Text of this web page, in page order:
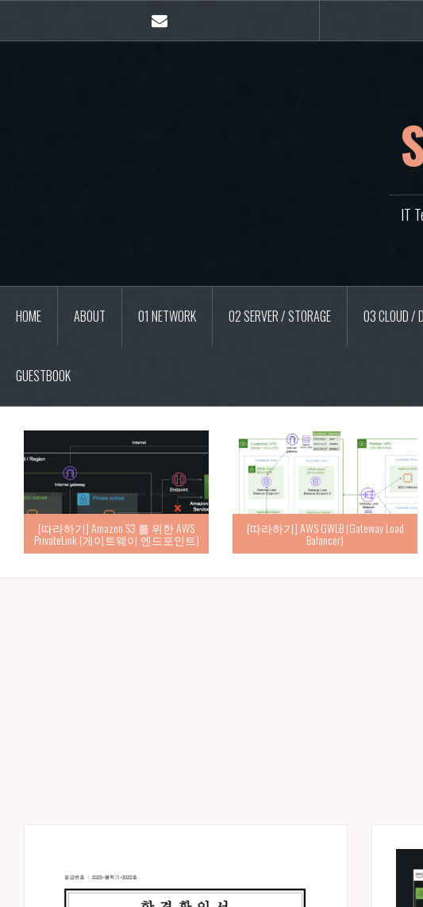
츠
mail
IT
HOME ABOUT 01 NETWORK 02 SERVER / STORAGE 03 CLOUD /
GUESTBOOK
[따라하기] Amazon S3 를 위한 AWS
PrivateLink (게이트웨이 엔드포인트)
[따라하기] AWS GWLB (Gateway Load
Balancer)